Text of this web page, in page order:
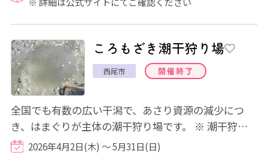
ころもざき潮干狩り場
西尾市 開催終了
全国でも有数の広い干潟で、あさり資源の減少につ
き、はまぐりが主体の潮干狩り場です。 ※ 潮干狩り
は状況により中止になる可能性がございます...
2026年4月2日(木) ～ 5月31日(日)